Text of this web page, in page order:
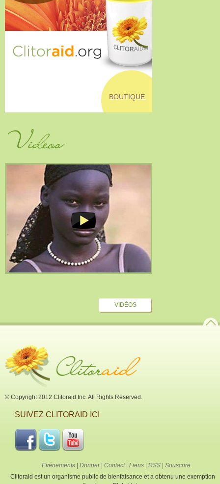
BOUTIQUE
Vidéos
VIDÉOS
© Copyright 2012 Clitoraid Inc. All Rights Reserved.
SUIVEZ CLITORAID ICI
Evénements | Donner| Contact| Liens | RSS | Souscrire
Clitoraid est un organisme public de bienfaisance et a obtenu une exemption